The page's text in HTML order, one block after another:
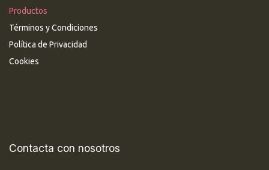
Productos
Términos y Condiciones
Política de Privacidad
Cookies
Contacta con nosotros